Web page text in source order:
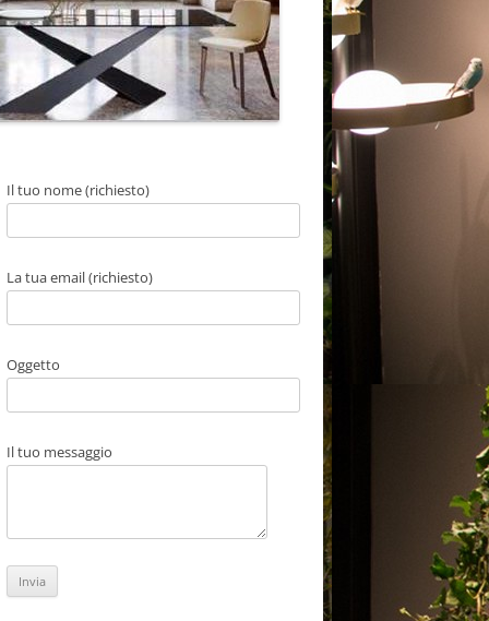
Il tuo nome (richiesto)
La tua email (richiesto)
Oggetto
Il tuo messaggio